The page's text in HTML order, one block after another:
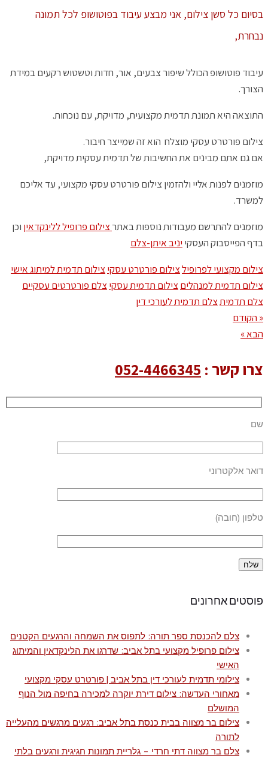
בסיום כל סשן צילום, אני מבצע עיבוד בפוטושופ לכל תמונה
נבחרת,
עיבוד פוטושופ הכולל שיפור צבעים, אור, חדות וטשטוש רקעים במידת
הצורך.
התוצאה היא תמונת תדמית מקצועית, מדויקת, עם נוכחות.
צילום פורטרט עסקי מוצלח הוא זה שמייצר חיבור.
אם גם אתם מבינים את החשיבות של תדמית עסקית מדויקת,
מוזמנים לפנות אליי ולהזמין צילום פורטרט עסקי מקצועי, עד אליכם
למשרד.
מוזמנים להתרשם מעבודות נוספות באתרצילום פרופיל ללינקדאין וכן
בדף הפייסבוק העסקי יניב איתן-צלם
צילום מקצועי לפרופילצילום פורטרט עסקי צילום תדמית למיתוג אישי
צילום תדמית למנהלים צילום תדמית עסקי צלם פורטרטים עסקיים
צלם תדמיתצלם תדמית לעורכי דין
« הקודם
הבא »
צרו קשר : 052-4466345
שם
דואר אלקטרוני
טלפון (חובה)
פוסטים אחרונים
צלם להכנסת ספר תורה: לתפוס את השמחה והרגעים הקטנים
צילום פרופיל מקצועי בתל אביב: שדרגו את הלינקדאין והמיתוג
האישי
צילומי תדמית לעורכי דין בתל אביב | פורטרט עסקי מקצועי
מאחורי העדשה: צילום דירת יוקרה למכירה בחיפה מול הנוף
המושלם
צילום בר מצווה בבית כנסת בתל אביב: רגעים מרגשים מהעלייה
לתורה
צלם בר מצווה דתי חרדי – גלריית תמונות חגיגית ורגעים בלתי